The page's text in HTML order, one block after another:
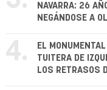
NAVARRA: 26
NEGÁNDOSE A
4.
EL
TUITERA DE
LOS RETRASOS